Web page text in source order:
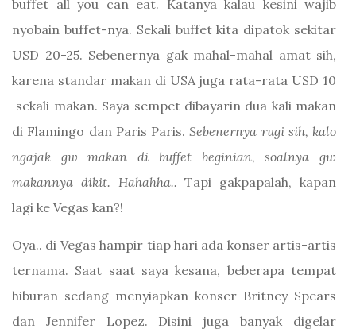
buffet all you can eat. Katanya kalau kesini wajib
nyobain buffet-nya. Sekali buffet kita dipatok sekitar
USD 20-25. Sebenernya gak mahal-mahal amat sih,
karena standar makan di USA juga rata-rata USD 10
sekali makan. Saya sempet dibayarin dua kali makan
di Flamingo dan Paris Paris.Sebenernya rugi sih, kalo
ngajak gw makan di buffet beginian, soalnya gw
makannya dikit. Hahahha.. Tapi gakpapalah, kapan
lagi ke Vegas kan?!
Oya.. di Vegas hampir tiap hari ada konser artis-artis
ternama. Saat saat saya kesana, beberapa tempat
hiburan sedang menyiapkan konser Britney Spears
dan Jennifer Lopez. Disini juga banyak digelar